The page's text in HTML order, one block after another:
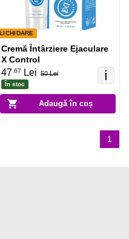
LICHIDARE
Adaugă în coș
ℹ️
Cremă Întârziere Ejaculare
X Control
47 .67 Lei 50 Lei
În stoc
1